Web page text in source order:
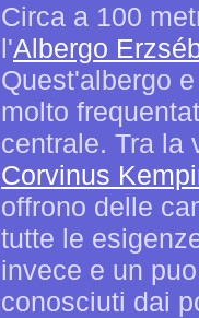
Circa a 100
l'Albergo
Quest'albergo
molto
centrale. Tra la
Corvinus
offrono delle
tutte le
invece e un
conosciuti dai